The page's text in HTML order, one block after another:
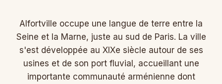
Alfortville occupe une langue de terre entre la
Seine et la Marne, juste au sud de Paris. La ville
s'est développée au XIXe siècle autour de ses
usines et de son port fluvial, accueillant une
importante communauté arménienne dont